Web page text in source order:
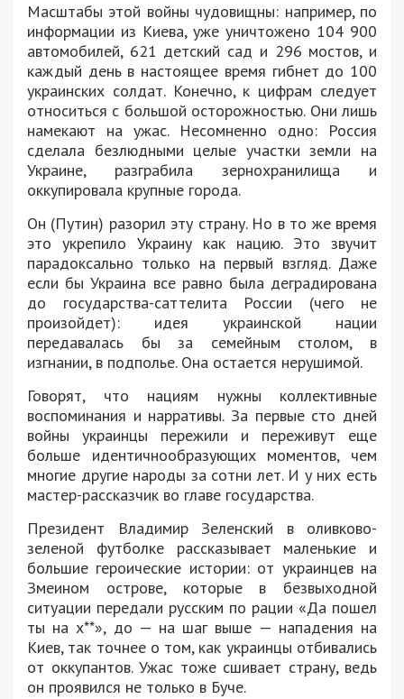
Масштабы этой войны чудовищны: например, по
информации из Киева, уже уничтожено 104 900
автомобилей, 621 детский сад и 296 мостов, и
каждый день в настоящее время гибнет до 100
украинских солдат. Конечно, к цифрам следует
относиться с большой осторожностью. Они лишь
намекают на ужас. Несомненно одно: Россия
сделала безлюдными целые участки земли на
Украине, разграбила зернохранилища и
оккупировала крупные города.
Он (Путин) разорил эту страну. Но в то же время
это укрепило Украину как нацию. Это звучит
парадоксально только на первый взгляд. Даже
если бы Украина все равно была деградирована
до государства-саттелита России (чего не
произойдет): идея украинской нации
передавалась бы за семейным столом, в
изгнании, в подполье. Она остается нерушимой.
Говорят, что нациям нужны коллективные
воспоминания и нарративы. За первые сто дней
войны украинцы пережили и переживут еще
больше идентичнообразующих моментов, чем
многие другие народы за сотни лет. И у них есть
мастер-рассказчик во главе государства.
Президент Владимир Зеленский в оливково-
зеленой футболке рассказывает маленькие и
большие героические истории: от украинцев на
Змеином острове, которые в безвыходной
ситуации передали русским по рации «Да пошел
ты на х**», до — на шаг выше — нападения на
Киев, так точнее о том, как украинцы отбивались
от оккупантов. Ужас тоже сшивает страну, ведь
он проявился не только в Буче.